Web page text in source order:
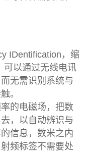
IDentification，缩
可以通过无线电讯
无需识别系统与
。
的电磁场，把数
，以自动辨识与
信息，数米之内
频标签不需要处